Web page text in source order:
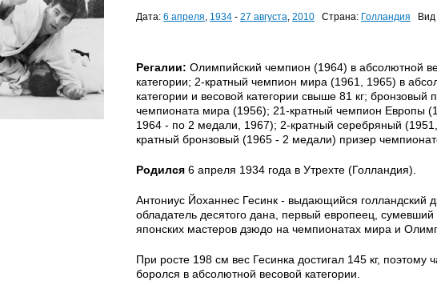
Дата: 6 апреля, 1934 - 27 августа, 2010 Страна: Голландия Вид
Регалии: Олимпийский чемпион (1964) в абсолютной
категории; 2-кратный чемпион мира (1961, 1965) в
категории и весовой категории свыше 81 кг; бронзовый
чемпионата мира (1956); 21-кратный чемпион Европы
1964 - по 2 медали, 1967); 2-кратный серебряный
кратный бронзовый (1965 - 2 медали) призер
Родился 6 апреля 1934 года в Утрехте (Голландия).
Антониус Йоханнес Гесинк - выдающийся голландский
обладатель десятого дана, первый европеец, сумевший
японских мастеров дзюдо на чемпионатах мира и
При росте 198 см вес Гесинка достигал 145 кг, поэтому
боролся в абсолютной весовой категории.